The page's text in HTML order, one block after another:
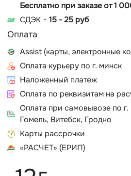
Бесплатно при заказе от 1
СДЭК
15 - 25 руб
Оплата
Assist (карты, электронные
Оплата курьеру по г. минск
Наложенный платеж
Оплата по реквизитам на
Оплата при самовывозе по
Гомель, Витебск, Гродно
Карты рассрочки
«РАСЧЕТ» (ЕРИП)